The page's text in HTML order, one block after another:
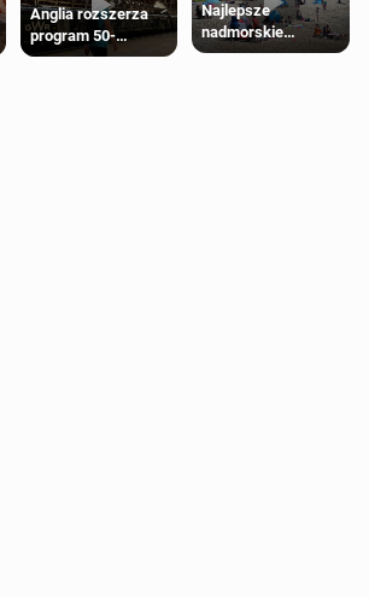
Anglia rozszerza
program 50-
procentowych
Najlepsze
nadmorskie
miasteczko blisko